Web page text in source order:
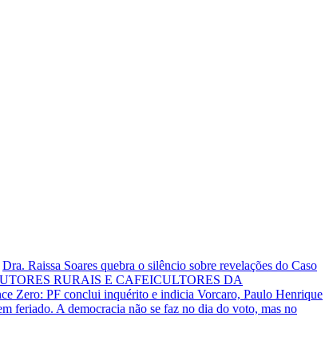
Dra. Raissa Soares quebra o silêncio sobre revelações do Caso
RURAIS E CAFEICULTORES DA
Zero: PF conclui inquérito e indicia Vorcaro, Paulo Henrique
feriado. A democracia não se faz no dia do voto, mas no